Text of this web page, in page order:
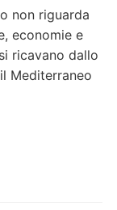
non riguarda
economie e
ricavano dallo
Mediterraneo